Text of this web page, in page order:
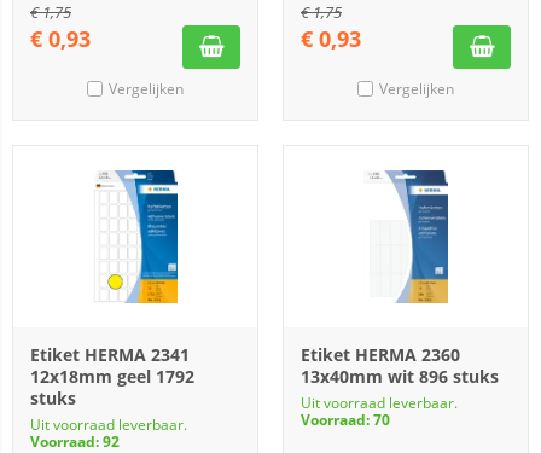
€1,75
€ 0,93
Vergelijken
€1,75
€ 0,93
Vergelijken
Etiket HERMA 2341
12x18mm geel 1792
stuks
Uit voorraad leverbaar.
Voorraad: 92
Etiket HERMA 2360
13x40mm wit 896 stuks
Uit voorraad leverbaar.
Voorraad: 70